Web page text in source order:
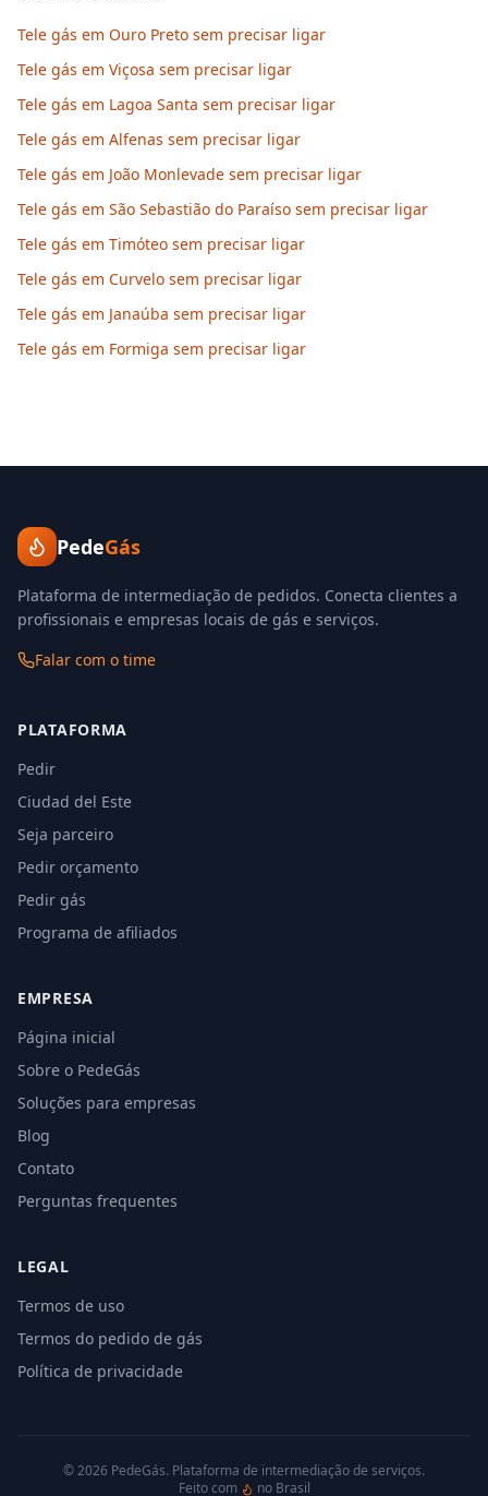
Tele gás em Ouro Preto sem precisar ligar
Tele gás em Viçosa sem precisar ligar
Tele gás em Lagoa Santa sem precisar ligar
Tele gás em Alfenas sem precisar ligar
Tele gás em João Monlevade sem precisar ligar
Tele gás em São Sebastião do Paraíso sem precisar ligar
Tele gás em Timóteo sem precisar ligar
Tele gás em Curvelo sem precisar ligar
Tele gás em Janaúba sem precisar ligar
Tele gás em Formiga sem precisar ligar
PedeGás
Plataforma de intermediação de pedidos. Conecta clientes a
profissionais e empresas locais de gás e serviços.
Falar com o time
PLATAFORMA
Pedir
Ciudad del Este
Seja parceiro
Pedir orçamento
Pedir gás
Programa de afiliados
EMPRESA
Página inicial
Sobre o PedeGás
Soluções para empresas
Blog
Contato
Perguntas frequentes
LEGAL
Termos de uso
Termos do pedido de gás
Política de privacidade
©2026 PedeGás. Plataforma de intermediação de serviços.
Feito com
no Brasil